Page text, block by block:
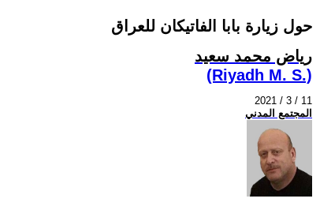
حول زيارة بابا الفاتيكان للعراق
رياض محمد سعيد
(Riyadh M. S.)
2021 / 3 / 11
المجتمع المدني